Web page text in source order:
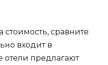
стоимость, сравните
входит в
предлагают